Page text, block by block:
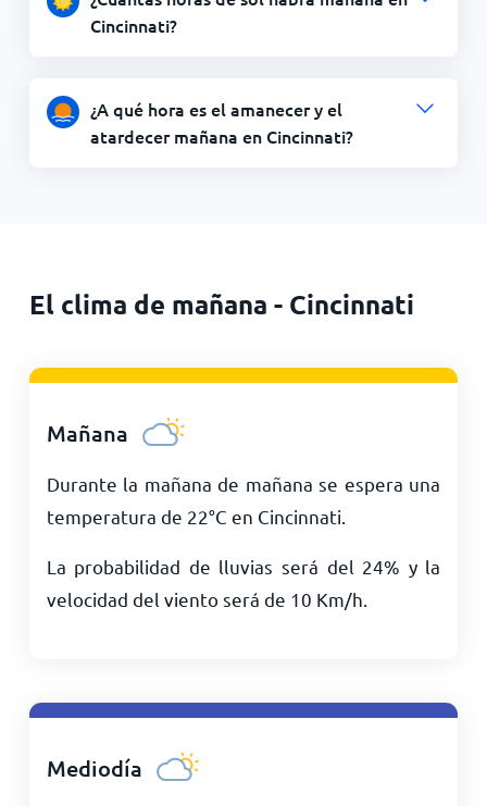
Cincinnati?
¿A qué hora es el amanecer y el
atardecer mañana en Cincinnati?
El clima de mañana - Cincinnati
Mañana
Durante la mañana de mañana se espera una
temperatura de 22°C en Cincinnati.
La probabilidad de lluvias será del 24% y la
velocidad del viento será de 10 Km/h
Mediodía